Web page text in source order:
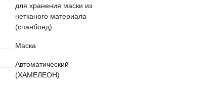
для хранения маски из
нетканого материала
(спанбонд)
Маска
Автоматический
(ХАМЕЛЕОН)